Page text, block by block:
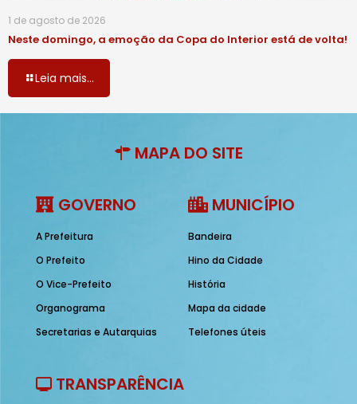
1 de agosto de 2026
Neste domingo, a emoção da Copa do Interior está de volta!
Leia mais...
MAPA DO SITE
GOVERNO
A Prefeitura
O Prefeito
O Vice-Prefeito
Organograma
Secretarias e Autarquias
MUNICÍPIO
Bandeira
Hino da Cidade
História
Mapa da cidade
Telefones úteis
TRANSPARÊNCIA